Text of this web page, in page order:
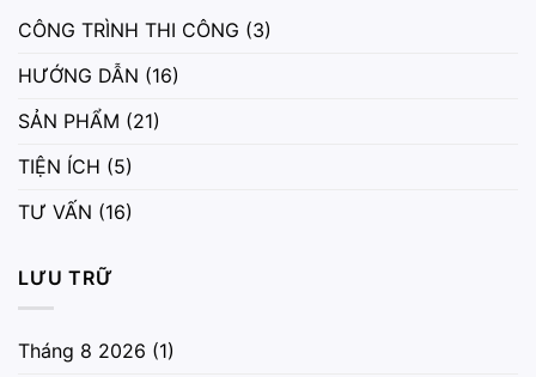
CÔNG TRÌNH THI CÔNG (3)
HƯỚNG DẪN (16)
SẢN PHẨM (21)
TIỆN ÍCH (5)
TƯ VẤN (16)
LƯU TRỮ
Tháng 8 2026 (1)